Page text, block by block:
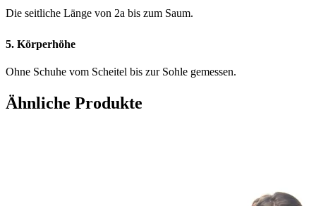
Die seitliche Länge von 2a bis zum Saum.
5. Körperhöhe
Ohne Schuhe vom Scheitel bis zur Sohle gemessen.
Ähnliche Produkte